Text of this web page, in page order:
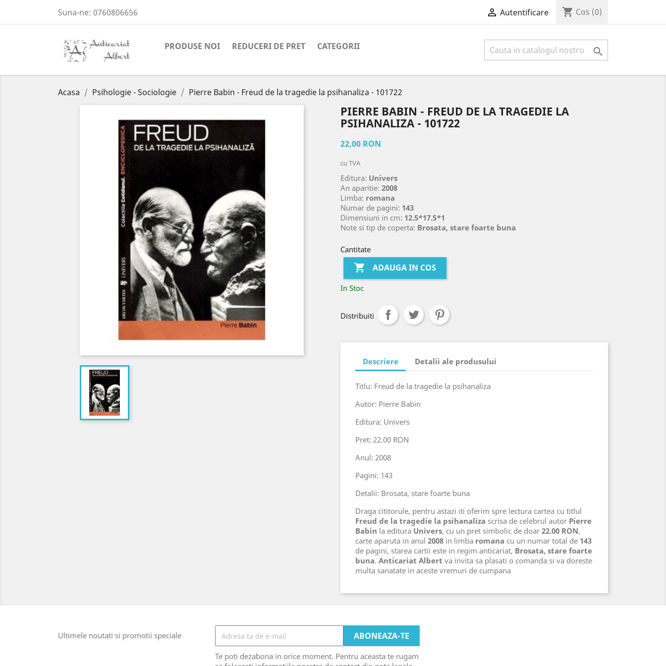
Suna-ne: 0760806656  Autentificare shopping_cart Cos (0)
PRODUSE NOI REDUCERI DE PRET CATEGORII 
Acasa Psihologie - Sociologie Pierre Babin - Freud de la tragedie la psihanaliza - 101722
PIERRE BABIN - FREUD DE LA TRAGEDIE LA
PSIHANALIZA - 101722
22,00 RON
cu TVA
Editura: Univers
An aparitie: 2008
Limba: romana
Numar de pagini: 143
Dimensiuni in cm: 12.5*17.5*1
Note si tip de coperta: Brosata, stare foarte buna
Cantitate
 ADAUGA IN COS
In Stoc
Distribuiti
Descriere Detalii ale produsului
Titlu: Freud de la tragedie la psihanaliza
Autor: Pierre Babin
Editura: Univers
Pret: 22.00 RON
Anul: 2008
Pagini: 143
Detalii: Brosata, stare foarte buna
Draga cititorule, pentru astazi iti oferim spre lectura cartea cu titlul
Freud de la tragedie la psihanaliza scrisa de celebrul autor Pierre
Babin la editura Univers, cu un pret simbolic de doar 22.00 RON,
carte aparuta in anul 2008 in limba romana cu un numar total de 143
de pagini, starea cartii este in regim anticariat, Brosata, stare foarte
buna. Anticariat Albert va invita sa plasati o comanda si va doreste
multa sanatate in aceste vremuri de cumpana
Ultimele noutati si promotii speciale
Te poti dezabona in orice moment. Pentru aceasta te rugam